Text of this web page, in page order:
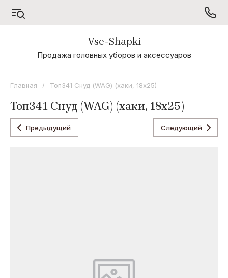
А - Я
Odyssey
Коллекция
Oxygon
Коллекция
Flamenco
Vse-Shapki
Продажа головных уборов и аксессуаров
Главная / Топ341 Снуд (WAG) (хаки, 18х25)
Топ341 Снуд (WAG) (хаки, 18х25)
Предыдущий Следующий